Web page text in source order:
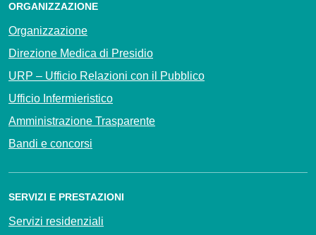
ORGANIZZAZIONE
Organizzazione
Direzione Medica di Presidio
URP – Ufficio Relazioni con il Pubblico
Ufficio Infermieristico
Amministrazione Trasparente
Bandi e concorsi
SERVIZI E PRESTAZIONI
Servizi residenziali